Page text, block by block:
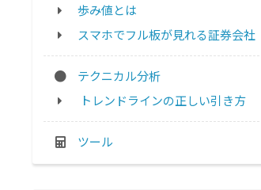
歩み値とは
スマホでフル板が見れる証券会社
テクニカル分析
トレンドラインの正しい引き方
ツール